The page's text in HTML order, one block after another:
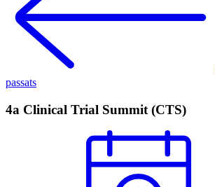
passats
4a Clinical Trial Summit (CTS)